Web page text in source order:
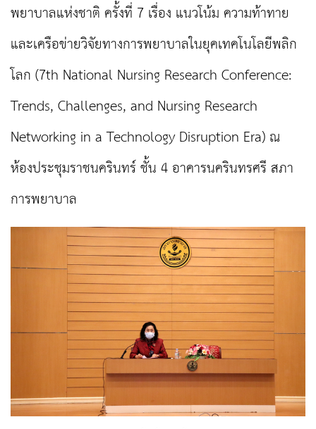
พยาบาลแห่งชาติ ครั้งที่ 7 เรื่อง แนวโน้ม ความท้าทาย
และเครือข่ายวิจัยทางการพยาบาลในยุคเทคโนโลยีพลิก
โลก (7th National Nursing Research Conference:
Trends, Challenges, and Nursing Research
Networking in a Technology Disruption Era) ณ
ห้องประชุมราชนครินทร์ ชั้น 4 อาคารนครินทรศรี สภา
การพยาบาล